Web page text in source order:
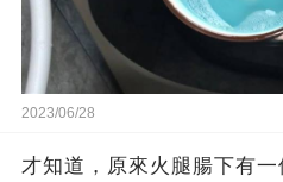
2023/06/28
才知道，原來火腿腸下有